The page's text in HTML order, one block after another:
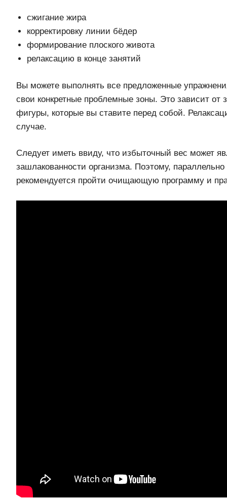
сжигание жира
корректировку линии бёдер
формирование плоского живота
релаксацию в конце занятий
Вы можете выполнять все предложенные
свои конкретные проблемные зоны. Это зависит от
фигуры, которые вы ставите перед собой.
случае.
Следует иметь ввиду, что избыточный вес может
зашлакованности организма. Поэтому,
рекомендуется пройти очищающую программу и